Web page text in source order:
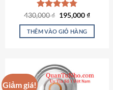
Được xếp
hạng4.78
5 sao
430,000₫ Giá
là:
430,000 ₫.
195,000₫Giá
tại
THÊM VÀO GIỎ HÀNG
Giảm giá!